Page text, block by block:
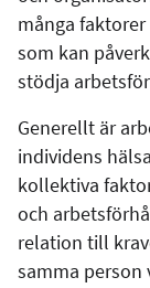
många
som kan
stödja
Generellt är
individens
kollektiva
och
relation till
samma